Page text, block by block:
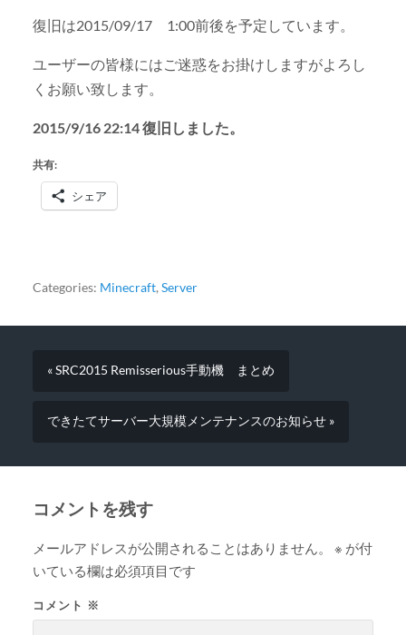
復旧は2015/09/17 1:00前後を予定しています。
ユーザーの皆様にはご迷惑をお掛けしますがよろし
くお願い致します。
2015/9/16 22:14 復旧しました。
共有:
シェア
Categories: Minecraft, Server
« SRC2015 Remisserious手動機 まとめ
できたてサーバー大規模メンテナンスのお知らせ »
コメントを残す
メールアドレスが公開されることはありません。 ※ が付
いている欄は必須項目です
コメント ※